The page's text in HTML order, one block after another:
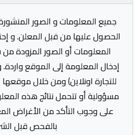
جميع المعلومات و الصور
الحصول عليها من قبل المعلن. و
المعلومات أو الصور المزودة
إدخال المعلومة إلى الموقع
للتجارة اونلاين) ومن خلال
مسؤولية أو تتحمل نتائج هذه
على وجوب التأكد من الأغراض
بالفحص قبل